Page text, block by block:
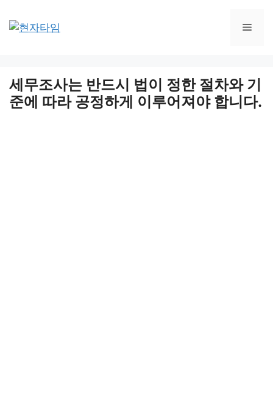
세무조사는 반드시 법이 정한 절차와 기
준에 따라 공정하게 이루어져야 합니다.